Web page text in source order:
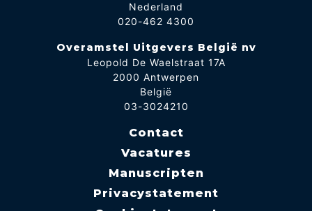
Nederland
020-462 4300
Overamstel Uitgevers België nv
Leopold De Waelstraat 17A
2000 Antwerpen
België
03-3024210
Contact
Vacatures
Manuscripten
Privacystatement